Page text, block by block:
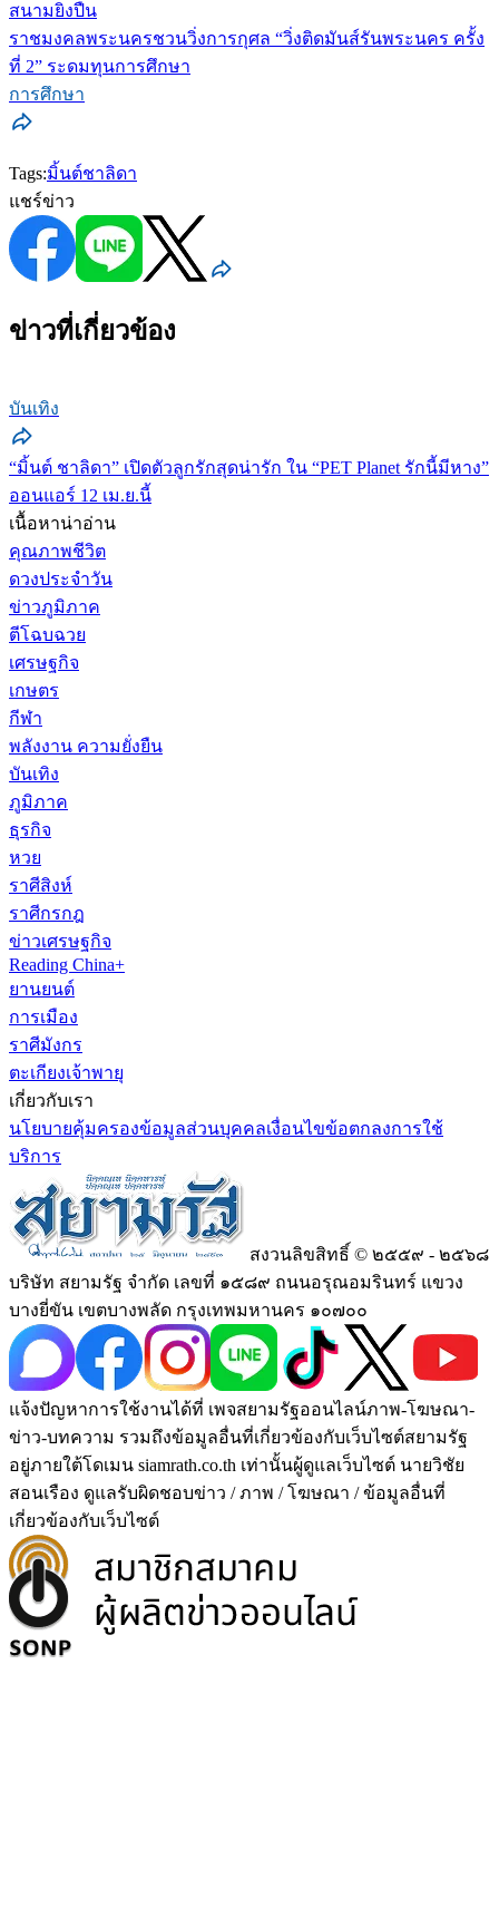
สนามยิงปืน
ราชมงคลพระนครชวนวิ่งการกุศล “วิ่งติดมันส์รันพระนคร ครั้ง
ที่ 2” ระดมทุนการศึกษา
การศึกษา
Tags:มิ้นต์ชาลิดา
แชร์ข่าว
ข่าวที่เกี่ยวข้อง
บันเทิง
“มิ้นต์ ชาลิดา” เปิดตัวลูกรักสุดน่ารัก ใน “PET Planet รักนี้มีหาง”
ออนแอร์ 12 เม.ย.นี้
เนื้อหาน่าอ่าน
คุณภาพชีวิต
ดวงประจำวัน
ข่าวภูมิภาค
ตีโฉบฉวย
เศรษฐกิจ
เกษตร
กีฬา
พลังงาน ความยั่งยืน
บันเทิง
ภูมิภาค
ธุรกิจ
หวย
ราศีสิงห์
ราศีกรกฎ
ข่าวเศรษฐกิจ
Reading China+
ยานยนต์
การเมือง
ราศีมังกร
ตะเกียงเจ้าพายุ
เกี่ยวกับเรา
นโยบายคุ้มครองข้อมูลส่วนบุคคลเงื่อนไขข้อตกลงการใช้
บริการ
สงวนลิขสิทธิ์ © ๒๕๕๙ - ๒๕๖๘
บริษัท สยามรัฐ จำกัด เลขที่ ๑๕๘๙ ถนนอรุณอมรินทร์ แขวง
บางยี่ขัน เขตบางพลัด กรุงเทพมหานคร ๑๐๗๐๐
แจ้งปัญหาการใช้งานได้ที่ เพจสยามรัฐออนไลน์ภาพ-โฆษณา-
ข่าว-บทความ รวมถึงข้อมูลอื่นที่เกี่ยวข้องกับเว็บไซต์สยามรัฐ
อยู่ภายใต้โดเมน siamrath.co.th เท่านั้นผู้ดูแลเว็บไซต์ นายวิชัย
สอนเรือง ดูแลรับผิดชอบข่าว / ภาพ / โฆษณา / ข้อมูลอื่นที่
เกี่ยวข้องกับเว็บไซต์